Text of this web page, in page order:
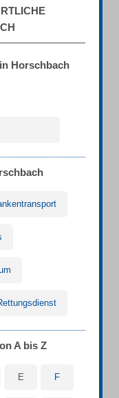
Horschbach
A bis Z
E F